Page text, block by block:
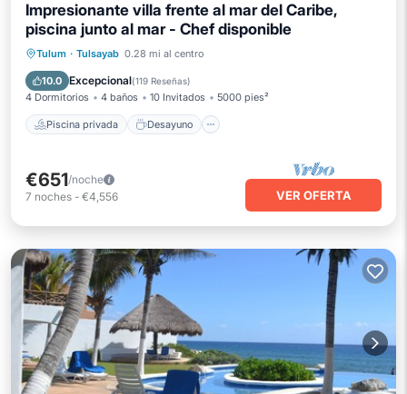
Impresionante villa frente al mar del Caribe,
piscina junto al mar - Chef disponible
Tulum · Tulsayab 0.28 mi al centro
10.0 Excepcional(119 Reseñas)
4 Dormitorios 4 baños 10 Invitados 5000 pies²
Piscina privada Desayuno
Piscina privada
Desayuno
Aparcamiento
€651/noche
7 noches - €4,556 VER OFERTA